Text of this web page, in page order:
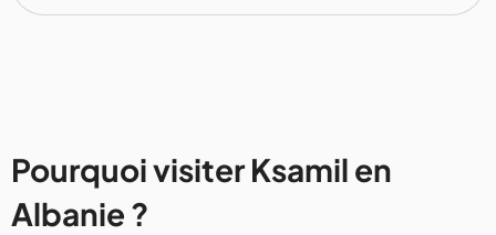
Pourquoi visiter Ksamil en
Albanie ?